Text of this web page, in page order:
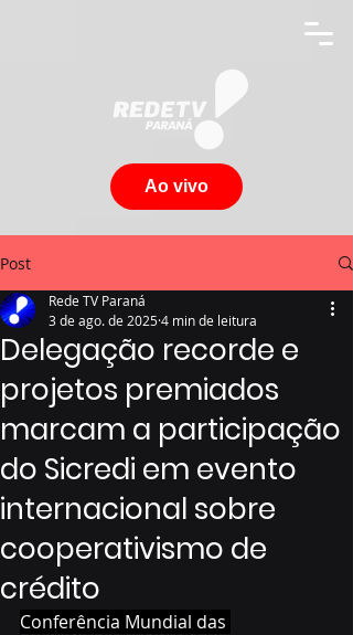
Ao vivo
Post
Delegação recorde e
projetos premiados
marcam a participação
do Sicredi em evento
internacional sobre
cooperativismo de
crédito
Rede TV Paraná
3 de ago. de 20254 min de leitura
Conferência Mundial das